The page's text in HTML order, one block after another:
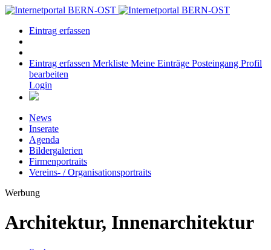
Eintrag erfassen
Eintrag erfassen Merkliste Meine Einträge Posteingang Profil
bearbeiten
Login
News
Inserate
Agenda
Bildergalerien
Firmenportraits
Vereins- / Organisationsportraits
Werbung
Architektur, Innenarchitektur